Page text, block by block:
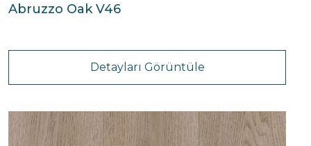
Abruzzo Oak V46
Detayları Görüntüle